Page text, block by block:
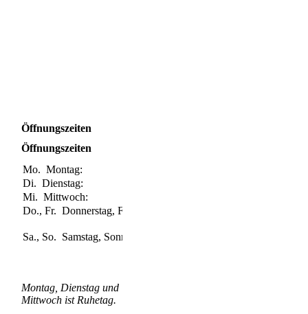
Öffnungszeiten
Öffnungszeiten
Mo.Montag:
Di.Dienstag:
Mi.Mittwoch:
Do., Fr.Donnerstag, Freitag:
Sa., So. Samstag, Sonntag:
Montag, Dienstag und
Mittwoch ist Ruhetag.